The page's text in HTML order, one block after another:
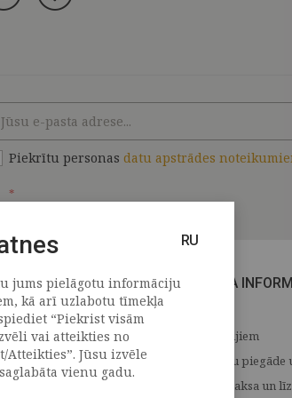
Piekrītu personas datu apstrādes
*
MUMS CITA
Medijiem
Preču
Apmaksa un
RU
jums pielāgotu informāciju
kā arī uzlabotu tīmekļa
“Piekrist visām
vai atteikties no
Jūsu izvēle
vienu gadu.